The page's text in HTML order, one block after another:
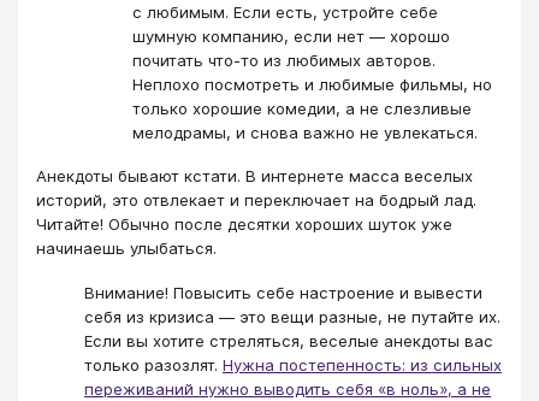
с любимым. Если есть, устройте себе
шумную компанию, если нет — хорошо
почитать что-то из любимых авторов.
Неплохо посмотреть и любимые фильмы, но
только хорошие комедии, а не слезливые
мелодрамы, и снова важно не увлекаться.
Анекдоты бывают кстати. В интернете масса веселых
историй, это отвлекает и переключает на бодрый лад.
Читайте! Обычно после десятки хороших шуток уже
начинаешь улыбаться.
Внимание! Повысить себе настроение и вывести
себя из кризиса — это вещи разные, не путайте их.
Если вы хотите стреляться, веселые анекдоты вас
только разозлят. Нужна постепенность: из сильных
переживаний нужно выводить себя «в ноль», а не